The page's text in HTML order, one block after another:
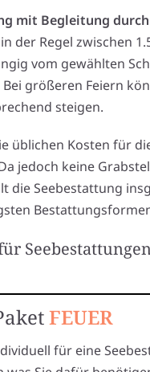
mit Begleitung durch
der Regel zwischen
vom gewählten
Bei größeren Feiern
steigen.
üblichen Kosten für
jedoch keine
die Seebestattung
FEUER
für eine